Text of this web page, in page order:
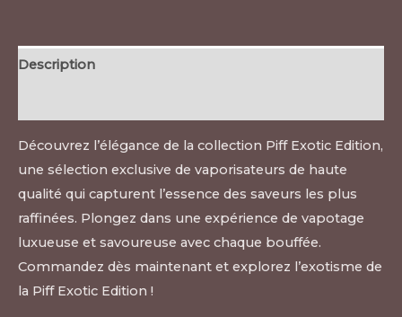
Description
Découvrez l’élégance de la collection Piff Exotic Edition,
une sélection exclusive de vaporisateurs de haute
qualité qui capturent l’essence des saveurs les plus
raffinées. Plongez dans une expérience de vapotage
luxueuse et savoureuse avec chaque bouffée.
Commandez dès maintenant et explorez l’exotisme de
la Piff Exotic Edition !